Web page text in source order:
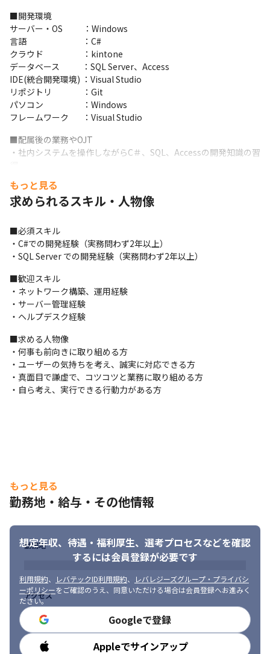
■開発環境
サーバー・OS　　  ：Windows
言語　　　　　　   ：C#
クラウド　　　　   ：kintone
データベース　　   ：SQL Server、Access
IDE(統合開発環境) ：Visual Studio
リポジトリ　　　   ：Git
パソコン　　　　   ：Windows
フレームワーク　   ：Visual Studio
■配属後の業務やOJT
・社内システムを操作しながらC＃、SQL、Accessの開発知識の習
・社内ヘルプデスク対応の習得
・開発作業（設計、テスト、レビューなどを含む）
・社内ヘルプデスク（出荷指示システム修正、データ抽出、サー
バー管理、ネットワーク運用等）
・グループの進捗会議に参加（週に1回）
■働きやすい環境でワークライフバランスを充実
・ハイブリッド勤務（出勤＋在宅勤務）
※出社時は時差出勤利用可能
※在宅勤務は1ヵ月で3日利用可能
・月残業時間9時間（全社平均）
・産休育休取得実績あり
もっと見る
求められるスキル・人物像
■必須スキル
・C#での開発経験（実務問わず2年以上）
・SQL Server での開発経験（実務問わず2年以上）
■歓迎スキル
・ネットワーク構築、運用経験
・サーバー管理経験
・ヘルプデスク経験
■求める人物像
・何事も前向きに取り組める方
・ユーザーの気持ちを考え、誠実に対応できる方
・真面目で謙虚で、コツコツと業務に取り組める方
・自ら考え、実行できる行動力がある方
もっと見る
勤務地・給与・その他情報
想定年収、待遇・福利厚生、 選考プロセスなどを確認
するには会員登録が必要です
利用規約、 レバテックID利用規約、
レバレジーズグループ・プライバシ
ーポリシーをご確認のうえ、同意いただける場合は会員登録へお進みく
ださい。
Googleで登録
Appleでサインアップ
勤務地
アクセス
勤務時間